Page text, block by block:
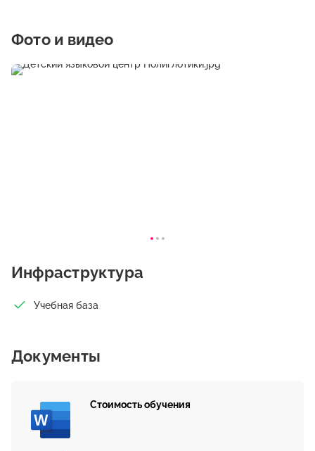
Фото и видео
Инфраструктура
Учебная база
Документы
Стоимость обучения